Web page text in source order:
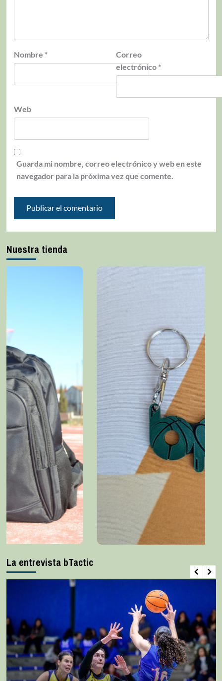
Nombre *
Correo
electrónico *
Web
Guarda mi nombre, correo electrónico y web en este
navegador para la próxima vez que comente.
Nuestra tienda
La entrevista bTactic